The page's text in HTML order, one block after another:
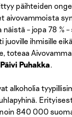
päihteiden
aivovammoista
näistä – jopa 78 %
ihmisille
toteaa
Päivi Puhakka.
alkoholia
840 000